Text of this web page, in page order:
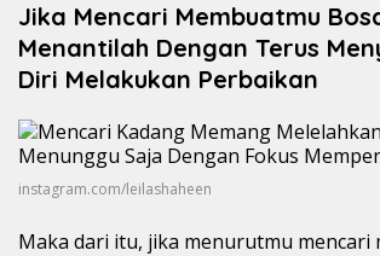
Jika Mencari Membuatmu
Menantilah Dengan Terus
Diri Melakukan Perbaikan
instagram.com/leilashaheen
Maka dari itu, jika menurutmu mencari